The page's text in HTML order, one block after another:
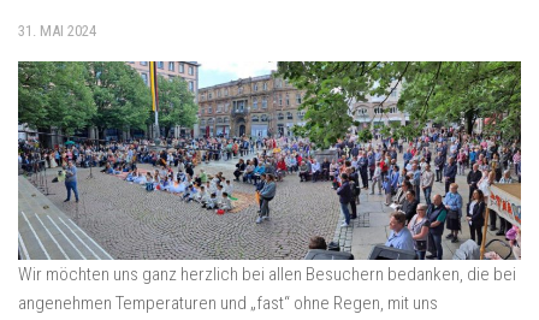
31. MAI 2024
Wir möchten uns ganz herzlich bei allen Besuchern bedanken, die bei
angenehmen Temperaturen und „fast“ ohne Regen, mit uns